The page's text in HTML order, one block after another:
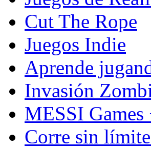
Cut The Rope
Juegos Indie
Aprende
Invasión
MESSI
Corre sin